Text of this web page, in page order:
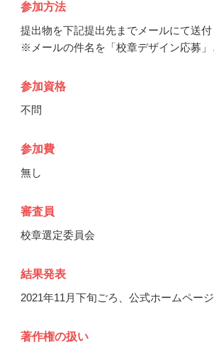
参加方法
提出物を下記提出先までメールにて送付
※メールの件名を「校章デザイン応募」
参加資格
不問
参加費
無し
審査員
校章選定委員会
結果発表
2021年11月下旬ごろ、公式ホームペー
著作権の扱い